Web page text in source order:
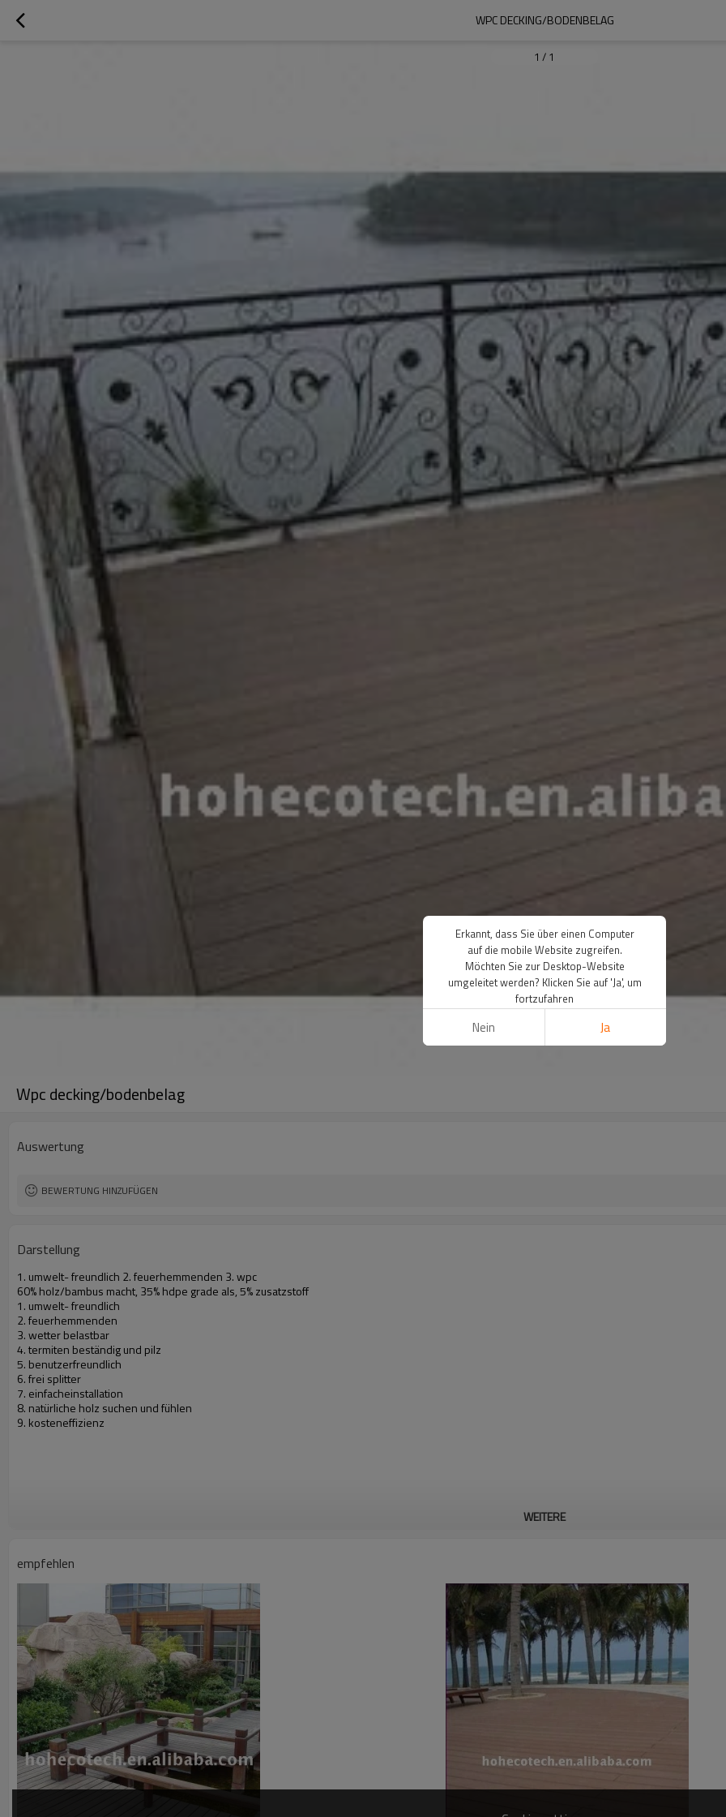
WPC DECKING/BODENBELAG
1 / 1
Wpc decking/bodenbelag
Auswertung
BEWERTUNG HINZUFÜGEN
Darstellung
1. umwelt- freundlich 2. feuerhemmenden 3. wpc
60% holz/bambus macht, 35% hdpe grade als, 5% zusatzstoff
1. umwelt- freundlich
2. feuerhemmenden
3. wetter belastbar
4. termiten beständig und pilz
5. benutzerfreundlich
6. frei splitter
7. einfacheinstallation
8. natürliche holz suchen und fühlen
9. kosteneffizienz
WEITERE
empfehlen
Erkannt, dass Sie über einen Computer
auf die mobile Website zugreifen.
Möchten Sie zur Desktop-Website
umgeleitet werden? Klicken Sie auf 'Ja', um
fortzufahren
Nein Ja